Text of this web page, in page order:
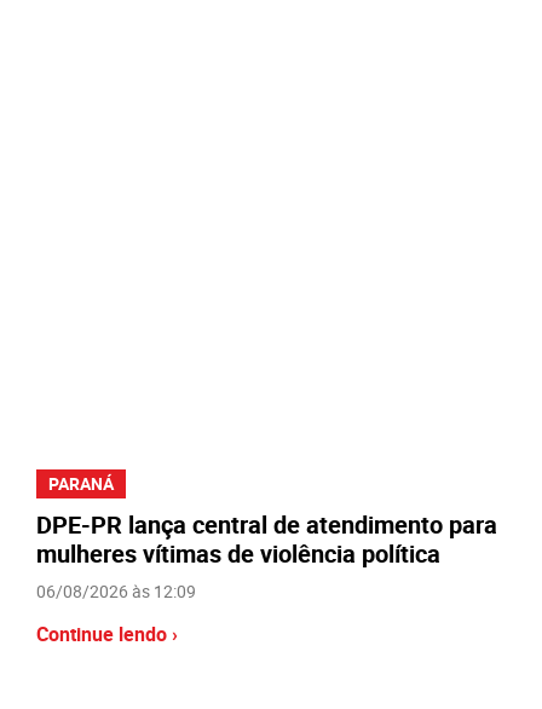
PARANÁ
DPE-PR lança central de atendimento para
mulheres vítimas de violência política
06/08/2026 às 12:09
Continue lendo ›